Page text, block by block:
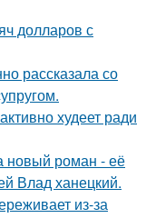
долларов с
рассказала со
худеет ради
новый роман - её
Влад ханецкий.
из-за